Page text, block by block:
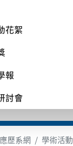
花絮
報
討會
歷系網 學術活動